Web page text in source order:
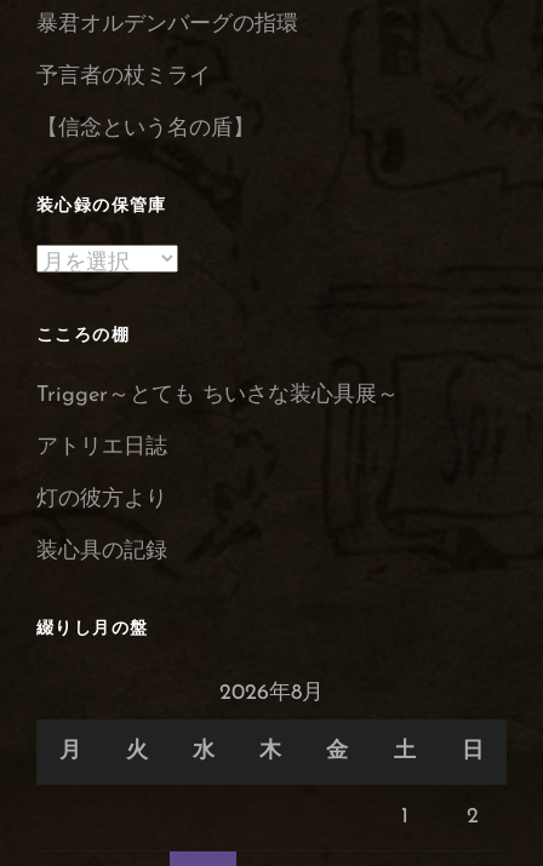
暴君オルデンバーグの指環
予言者の杖ミライ
【信念という名の盾】
装心録の保管庫
装
録
保
こころの棚
Trigger～とても ちいさな装心具展～
アトリエ日誌
灯の彼方より
装心具の記録
綴りし月の盤
2026年8月
月 火 水 木 金 土 日
1 2